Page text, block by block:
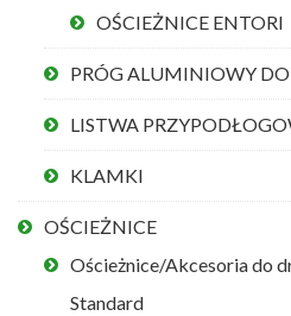
OŚCIEŻNICE ENTORI
PRÓG ALUMINIOWY
LISTWA
KLAMKI
OŚCIEŻNICE
Ościeżnice/Akcesoria do
Standard